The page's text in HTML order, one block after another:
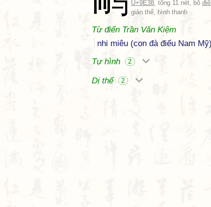
U+9E38, tổng 11 nét, bộ
giản thể, hình thanh
Từ điển Trần Văn Kiệm
nhi miêu (con đà điểu Nam Mỹ)
Tự hình
2
Dị thể 2